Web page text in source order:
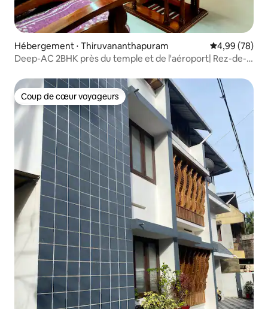
Hébergement ⋅ Thiruvananthapuram Évaluation
4,99 (78)
Deep-AC 2BHK près du temple et de l'aéroport| Rez-de-
Coup de cœur voyageurs
Coup de cœur voyageurs